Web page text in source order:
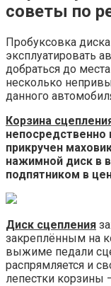
советы по
Пробуксовка
эксплуатировать
добраться до
несколько
данного
Корзина
непосредственно
прикручен
нажимной диск в
подпятником в
Диск сцепления
закреплённым на
выжиме педали
распрямляется и
лепестки корзины